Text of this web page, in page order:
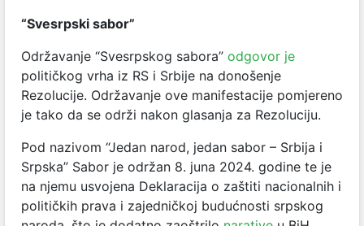
“Svesrpski sabor”
Održavanje “Svesrpskog sabora” odgovor je
političkog vrha iz RS i Srbije na donošenje
Rezolucije. Održavanje ove manifestacije pomjereno
je tako da se održi nakon glasanja za Rezoluciju.
Pod nazivom “Jedan narod, jedan sabor – Srbija i
Srpska” Sabor je održan 8. juna 2024. godine te je
na njemu usvojena Deklaracija o zaštiti nacionalnih i
političkih prava i zajedničkoj budućnosti srpskog